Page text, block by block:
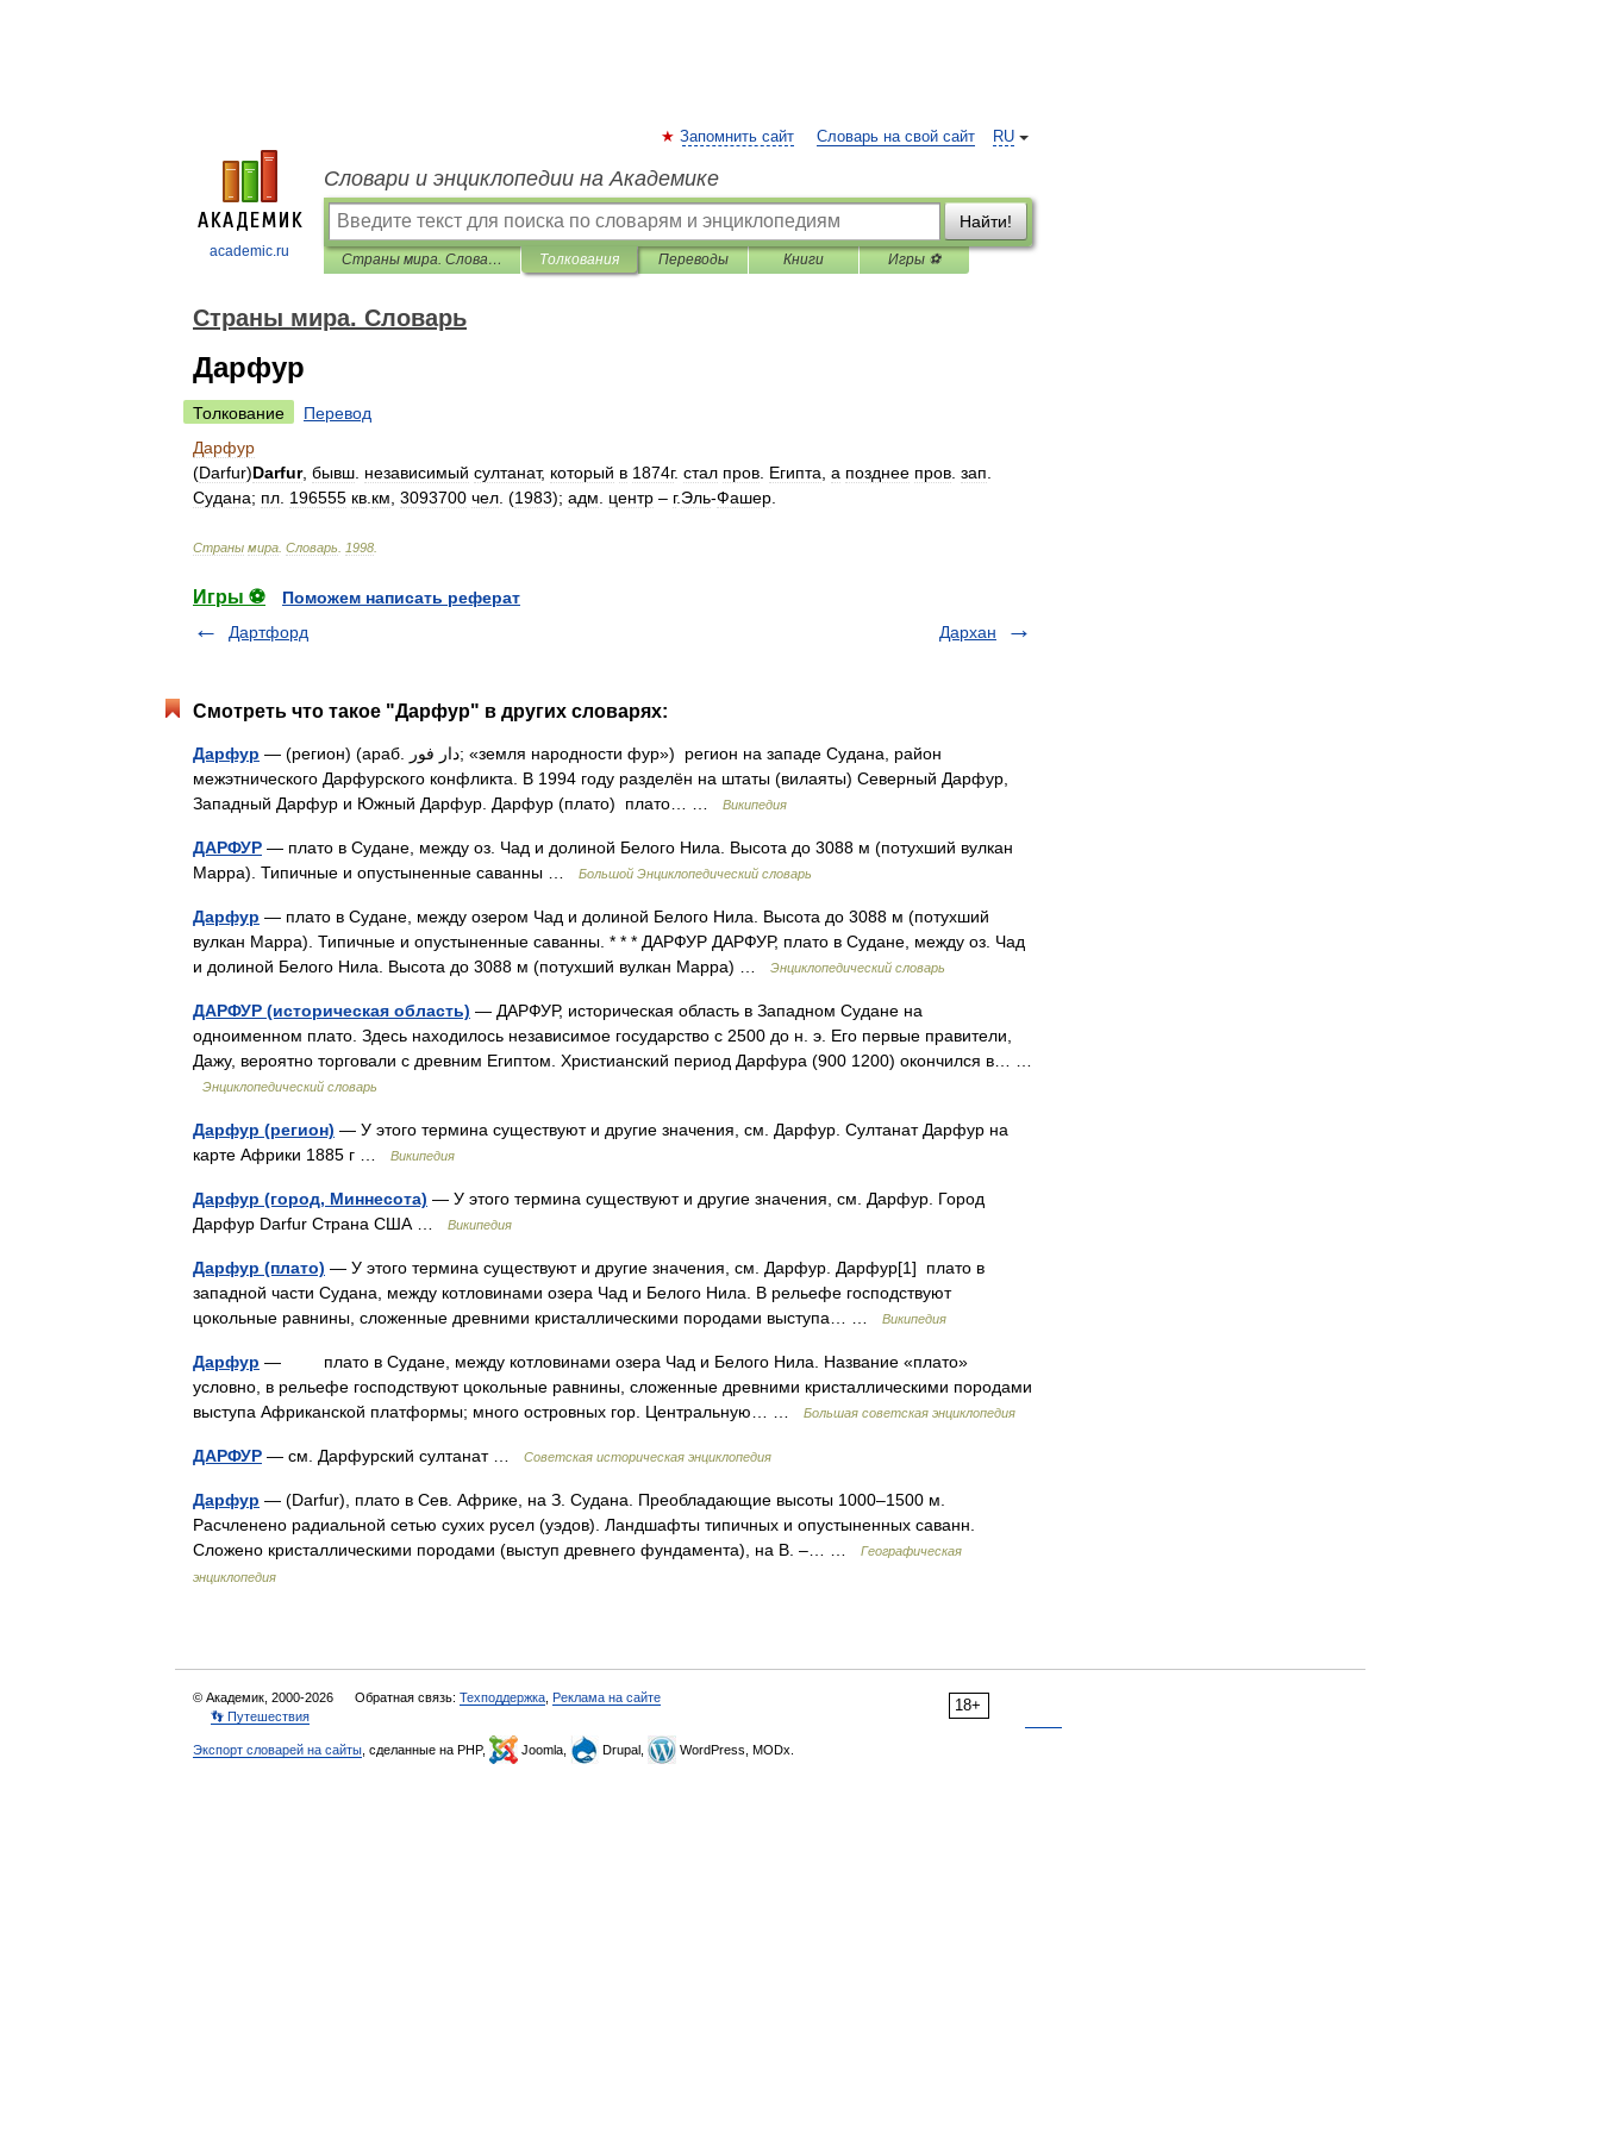
academic.ru
RU
Запомнить сайт Словарь на свой сайт
Словари и энциклопедии на Академике
Найти!
Страны мира. Словарь Толкования Переводы Книги Игры ⚽
Страны мира. Словарь
Дарфур
Толкование
Перевод
Дарфур
(Darfur)Darfur, бывш независимый султанат, который в 1874г. стал пров Египта а позднее пров зап
Судана; пл 196555 кв км 3093700 чел . (1983); адм центр – г.Эль-Фашер
Страны мира Словарь 1998
Игры ⚽
Поможем написать реферат
Дартфорд
Дархан
Смотреть что такое "Дарфур" в других словарях:
Дарфур — (регион) (араб. دار فور‎‎; «земля народности фур») регион на западе Судана, район
межэтнического Дарфурского конфликта. В 1994 году разделён на штаты (вилаяты) Северный Дарфур,
Западный Дарфур и Южный Дарфур. Дарфур (плато) плато… …
Википедия
ДАРФУР — плато в Судане, между оз. Чад и долиной Белого Нила. Высота до 3088 м (потухший вулкан
Марра). Типичные и опустыненные саванны …
Большой Энциклопедический словарь
Дарфур — плато в Судане, между озером Чад и долиной Белого Нила. Высота до 3088 м (потухший
вулкан Марра). Типичные и опустыненные саванны. * * * ДАРФУР ДАРФУР, плато в Судане, между оз. Чад
и долиной Белого Нила. Высота до 3088 м (потухший вулкан Марра) …
Энциклопедический словарь
ДАРФУР (историческая область) — ДАРФУР, историческая область в Западном Судане на
одноименном плато. Здесь находилось независимое государство с 2500 до н. э. Его первые правители,
Дажу, вероятно торговали с древним Египтом. Христианский период Дарфура (900 1200) окончился в… …
Энциклопедический словарь
Дарфур (регион) — У этого термина существуют и другие значения, см. Дарфур. Султанат Дарфур на
карте Африки 1885 г …
Википедия
Дарфур (город, Миннесота) — У этого термина существуют и другие значения, см. Дарфур. Город
Дарфур Darfur Страна США …
Википедия
Дарфур (плато) — У этого термина существуют и другие значения, см. Дарфур. Дарфур[1] плато в
западной части Судана, между котловинами озера Чад и Белого Нила. В рельефе господствуют
цокольные равнины, сложенные древними кристаллическими породами выступа… …
Википедия
Дарфур — плато в Судане, между котловинами озера Чад и Белого Нила. Название «плато»
условно, в рельефе господствуют цокольные равнины, сложенные древними кристаллическими породами
выступа Африканской платформы; много островных гор. Центральную… …
Большая советская энциклопедия
ДАРФУР — см. Дарфурский султанат … Советская историческая энциклопедия
Дарфур — (Darfur), плато в Сев. Африке, на З. Судана. Преобладающие высоты 1000–1500 м.
Расчленено радиальной сетью сухих русел (уэдов). Ландшафты типичных и опустыненных саванн.
Сложено кристаллическими породами (выступ древнего фундамента), на В. –… …
Географическая
энциклопедия
18+
© Академик, 2000-2026 Обратная связь: Техподдержка Реклама на сайте
👣 Путешествия
Экспорт словарей на сайты , сделанные на PHP, Joomla, Drupal, WordPress, MODx.